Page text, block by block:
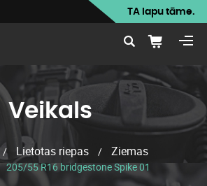
TA lapu tāme.
Veikals
/ Lietotas riepas /
Ziemas
205/55 R16 bridgestone Spike 01